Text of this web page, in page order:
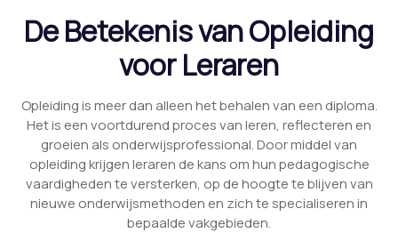
De Betekenis van Opleiding
voor Leraren
Opleiding is meer dan alleen het behalen van een diploma.
Het is een voortdurend proces van leren, reflecteren en
groeien als onderwijsprofessional. Door middel van
opleiding krijgen leraren de kans om hun pedagogische
vaardigheden te versterken, op de hoogte te blijven van
nieuwe onderwijsmethoden en zich te specialiseren in
bepaalde vakgebieden.